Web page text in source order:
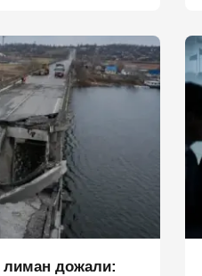
лиман дожали: